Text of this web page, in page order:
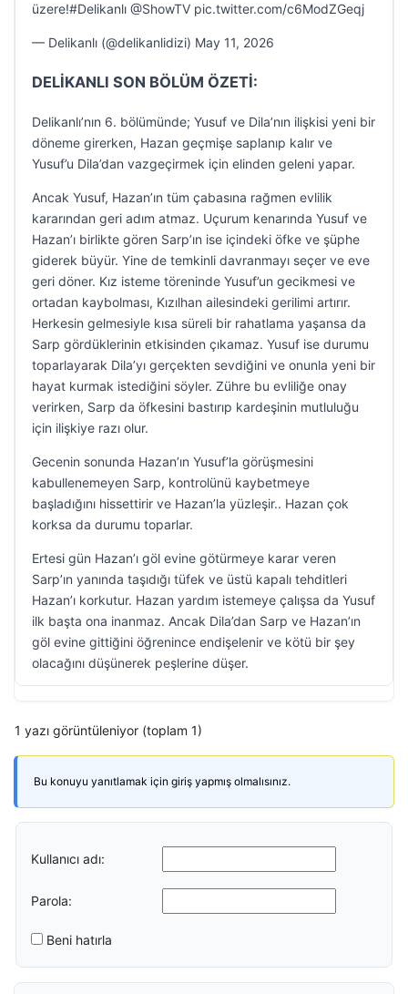
üzere!#Delikanlı @ShowTV pic.twitter.com/c6ModZGeqj
— Delikanlı (@delikanlidizi) May 11, 2026
DELİKANLI SON BÖLÜM ÖZETİ:
Delikanlı’nın 6. bölümünde; Yusuf ve Dila’nın ilişkisi yeni bir
döneme girerken, Hazan geçmişe saplanıp kalır ve
Yusuf’u Dila’dan vazgeçirmek için elinden geleni yapar.
Ancak Yusuf, Hazan’ın tüm çabasına rağmen evlilik
kararından geri adım atmaz. Uçurum kenarında Yusuf ve
Hazan’ı birlikte gören Sarp’ın ise içindeki öfke ve şüphe
giderek büyür. Yine de temkinli davranmayı seçer ve eve
geri döner. Kız isteme töreninde Yusuf’un gecikmesi ve
ortadan kaybolması, Kızılhan ailesindeki gerilimi artırır.
Herkesin gelmesiyle kısa süreli bir rahatlama yaşansa da
Sarp gördüklerinin etkisinden çıkamaz. Yusuf ise durumu
toparlayarak Dila’yı gerçekten sevdiğini ve onunla yeni bir
hayat kurmak istediğini söyler. Zühre bu evliliğe onay
verirken, Sarp da öfkesini bastırıp kardeşinin mutluluğu
için ilişkiye razı olur.
Gecenin sonunda Hazan’ın Yusuf’la görüşmesini
kabullenemeyen Sarp, kontrolünü kaybetmeye
başladığını hissettirir ve Hazan’la yüzleşir.. Hazan çok
korksa da durumu toparlar.
Ertesi gün Hazan’ı göl evine götürmeye karar veren
Sarp’ın yanında taşıdığı tüfek ve üstü kapalı tehditleri
Hazan’ı korkutur. Hazan yardım istemeye çalışsa da Yusuf
ilk başta ona inanmaz. Ancak Dila’dan Sarp ve Hazan’ın
göl evine gittiğini öğrenince endişelenir ve kötü bir şey
olacağını düşünerek peşlerine düşer.
1 yazı görüntüleniyor (toplam 1)
Bu konuyu yanıtlamak için giriş yapmış olmalısınız.
Kullanıcı adı:
Parola:
Beni hatırla